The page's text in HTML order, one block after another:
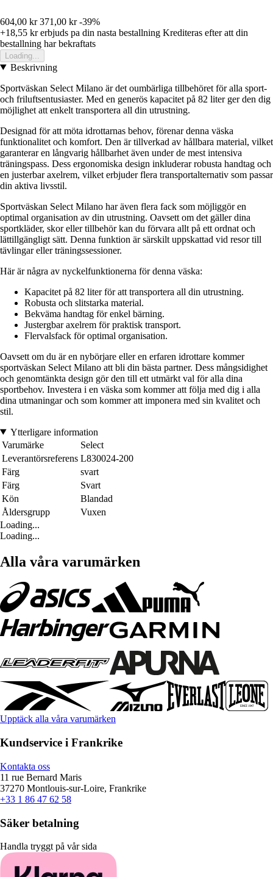
604,00 kr 371,00 kr -39%
+18,55 krerbjuds pa din nasta bestallning Krediteras efter att din
bestallning har bekraftats
Loading...
Beskrivning
Sportväskan Select Milano är det oumbärliga tillbehöret för alla sport-
och friluftsentusiaster. Med en generös kapacitet på 82 liter ger den dig
möjlighet att enkelt transportera all din utrustning.
Designad för att möta idrottarnas behov, förenar denna väska
funktionalitet och komfort. Den är tillverkad av hållbara material, vilket
garanterar en långvarig hållbarhet även under de mest intensiva
träningspass. Dess ergonomiska design inkluderar robusta handtag och
en justerbar axelrem, vilket erbjuder flera transportalternativ som passar
din aktiva livsstil.
Sportväskan Select Milano har även flera fack som möjliggör en
optimal organisation av din utrustning. Oavsett om det gäller dina
sportkläder, skor eller tillbehör kan du förvara allt på ett ordnat och
lättillgängligt sätt. Denna funktion är särskilt uppskattad vid resor till
tävlingar eller träningssessioner.
Här är några av nyckelfunktionerna för denna väska:
Kapacitet på 82 liter för att transportera all din utrustning.
Robusta och slitstarka material.
Bekväma handtag för enkel bärning.
Justergbar axelrem för praktisk transport.
Flervalsfack för optimal organisation.
Oavsett om du är en nybörjare eller en erfaren idrottare kommer
sportväskan Select Milano att bli din bästa partner. Dess mångsidighet
och genomtänkta design gör den till ett utmärkt val för alla dina
sportbehov. Investera i en väska som kommer att följa med dig i alla
dina utmaningar och som kommer att imponera med sin kvalitet och
stil.
Ytterligare information
Varumärke
Select
Leverantörsreferens L830024-200
Färg
svart
Färg
Svart
Kön
Blandad
Åldersgrupp
Vuxen
Loading...
Loading...
Alla våra varumärken
Upptäck alla våra varumärken
Kundservice i Frankrike
Kontakta oss
11 rue Bernard Maris
37270 Montlouis-sur-Loire, Frankrike
+33 1 86 47 62 58
Säker betalning
Handla tryggt på vår sida